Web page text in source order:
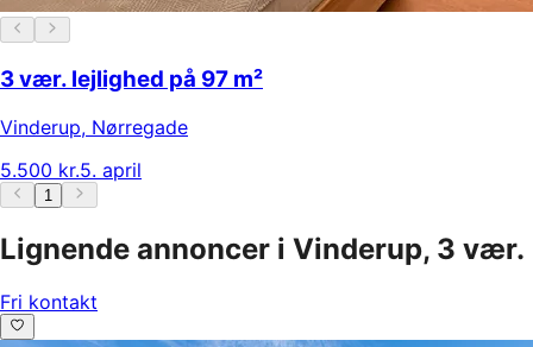
3 vær. lejlighed på 97 m²
Vinderup, Nørregade
5.500 kr.5. april
1
Lignende annoncer i Vinderup, 3 vær.
Fri kontakt